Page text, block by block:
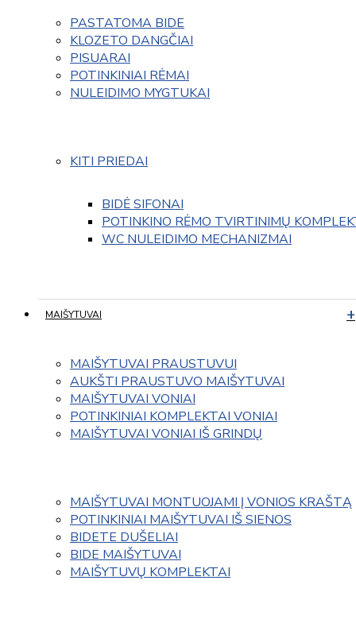
PASTATOMA BIDE
KLOZETO DANGČIAI
PISUARAI
POTINKINIAI RĖMAI
NULEIDIMO MYGTUKAI
KITI PRIEDAI
BIDĖ SIFONAI
POTINKINO RĖMO TVIRTINIMŲ
WC NULEIDIMO MECHANIZMAI
MAIŠYTUVAI
MAIŠYTUVAI PRAUSTUVUI
AUKŠTI PRAUSTUVO MAIŠYTUVAI
MAIŠYTUVAI VONIAI
POTINKINIAI KOMPLEKTAI VONIAI
MAIŠYTUVAI VONIAI IŠ GRINDŲ
MAIŠYTUVAI MONTUOJAMI Į VONIOS KRAŠTĄ
POTINKINIAI MAIŠYTUVAI IŠ SIENOS
BIDETE DUŠELIAI
BIDE MAIŠYTUVAI
MAIŠYTUVŲ KOMPLEKTAI